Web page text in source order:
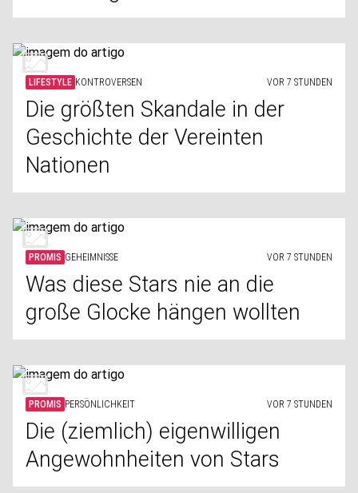
LIFESTYLE KONTROVERSEN VOR 7 STUNDEN
Die größten Skandale in der
Geschichte der Vereinten
Nationen
PROMIS GEHEIMNISSE VOR 7 STUNDEN
Was diese Stars nie an die
große Glocke hängen wollten
PROMIS PERSÖNLICHKEIT VOR 7 STUNDEN
Die (ziemlich) eigenwilligen
Angewohnheiten von Stars